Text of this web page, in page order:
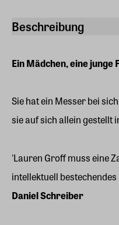
Beschreibung
Ein Mädchen, eine
Sie hat ein Messer bei
sie auf sich allein gestellt
'Lauren Groff muss eine
intellektuell
Daniel Schreiber